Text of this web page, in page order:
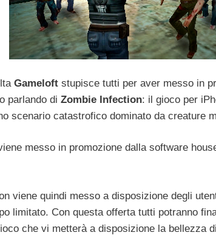
Gameloft stupisce tutti per aver messo in
parlando di Zombie Infection: il gioco per
scenario catastrofico dominato da creature
messo in promozione dalla software
viene quindi messo a disposizione degli
limitato. Con questa offerta tutti potranno
che vi metterà a disposizione la bellezza